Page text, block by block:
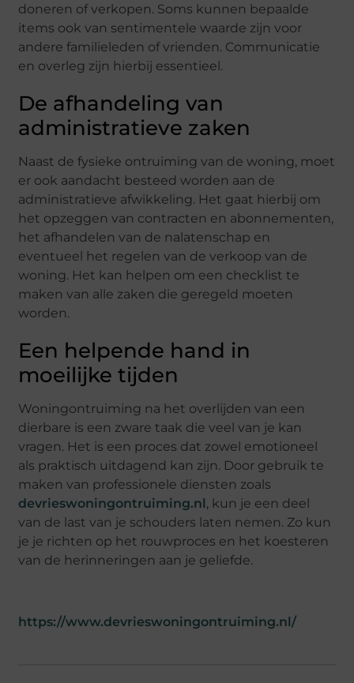
doneren of verkopen. Soms kunnen bepaalde
items ook van sentimentele waarde zijn voor
andere familieleden of vrienden. Communicatie
en overleg zijn hierbij essentieel.
De afhandeling van
administratieve zaken
Naast de fysieke ontruiming van de woning, moet
er ook aandacht besteed worden aan de
administratieve afwikkeling. Het gaat hierbij om
het opzeggen van contracten en abonnementen,
het afhandelen van de nalatenschap en
eventueel het regelen van de verkoop van de
woning. Het kan helpen om een checklist te
maken van alle zaken die geregeld moeten
worden.
Een helpende hand in
moeilijke tijden
Woningontruiming na het overlijden van een
dierbare is een zware taak die veel van je kan
vragen. Het is een proces dat zowel emotioneel
als praktisch uitdagend kan zijn. Door gebruik te
maken van professionele diensten zoals
devrieswoningontruiming.nl, kun je een deel
van de last van je schouders laten nemen. Zo kun
je je richten op het rouwproces en het koesteren
van de herinneringen aan je geliefde.
https://www.devrieswoningontruiming.nl/